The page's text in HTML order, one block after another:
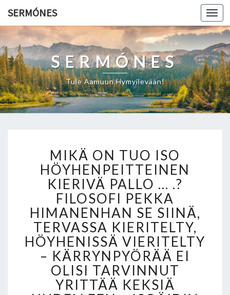
SERMÓNES
SERMÓNES
Tule Aamuun Hymyilevään!
K
Ä
O
T
U
O
I
S
O
Ö
MIKÄ ON TUO ISO
HÖYHENPEITTEINEN
KIERIVÄ PALLO … .?
FILOSOFI PEKKA
HIMANENHAN SE SIINÄ,
TERVASSA KIERITELTY,
HÖYHENISSÄ VIERITELTY
– KÄRRYNPYÖRÄÄ EI
OLISI TARVINNUT
YRITTÄÄ KEKSIÄ